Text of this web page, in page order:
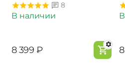
8
В наличии
‍8 399‍ ₽